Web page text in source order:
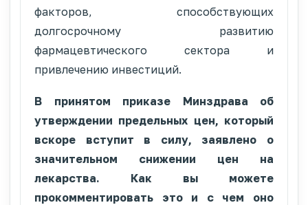
факторов, способствующих
долгосрочному развитию
фармацевтического сектора и
привлечению инвестиций.
В принятом приказе Минздрава об
утверждении предельных цен, который
вскоре вступит в силу, заявлено о
значительном снижении цен на
лекарства. Как вы можете
прокомментировать это и с чем оно